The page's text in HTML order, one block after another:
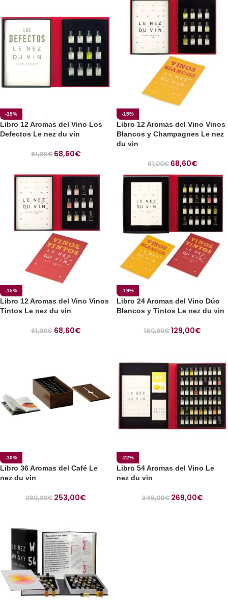
-15%
Libro 12 Aromas del Vino Los
Defectos Le nez du vin
81,00€ 68,60€
-15%
Libro 12 Aromas del Vino Vinos
Blancos y Champagnes Le nez
du vin
81,00€ 68,60€
-15%
Libro 12 Aromas del Vino Vinos
Tintos Le nez du vin
81,00€ 68,60€
-19%
Libro 24 Aromas del Vino Dúo
Blancos y Tintos Le nez du vin
160,00€129,00€
-10%
Libro 36 Aromas del Café Le
nez du vin
280,00€ 253,00€
-22%
Libro 54 Aromas del Vino Le
nez du vin
345,00€ 269,00€